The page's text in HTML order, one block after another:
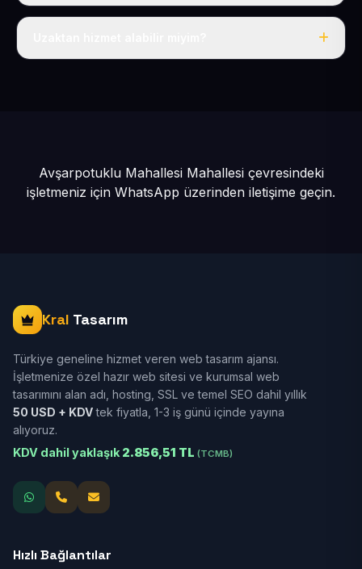
Tek fiyat: yılda 50 USD + KDV, her şey dahil.
Avşarpotuklu Mahallesi Mahallesi çevresindeki
işletmeniz için WhatsApp üzerinden iletişime geçin.
Kral Tasarım
Türkiye geneline hizmet veren web tasarım ajansı.
İşletmenize özel hazır web sitesi ve kurumsal web
tasarımını alan adı, hosting, SSL ve temel SEO dahil yıllık
50 USD + KDVtek fiyatla, 1-3 iş günü içinde yayına
alıyoruz.
KDV dahil yaklaşık 2.856,51 TL (TCMB)
Hızlı Bağlantılar